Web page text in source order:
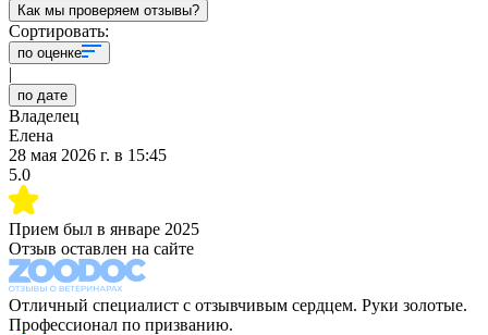
Как мы проверяем отзывы?
Сортировать:
по оценке
|
по дате
Владелец
Елена
28 мая 2026 г. в 15:45
5.0
Прием был в январе 2025
Отзыв оставлен на сайте
Отличный специалист с отзывчивым сердцем. Руки золотые.
Профессионал по призванию.